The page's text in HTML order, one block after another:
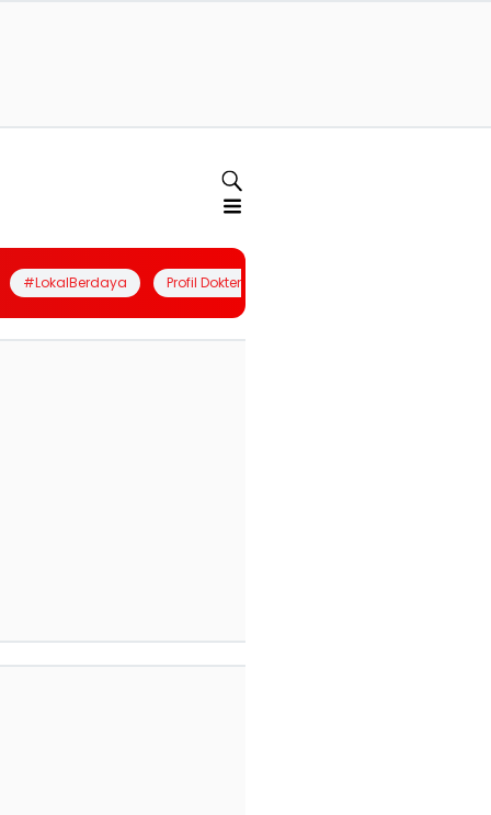
#LokalBerdaya Profil Dokter